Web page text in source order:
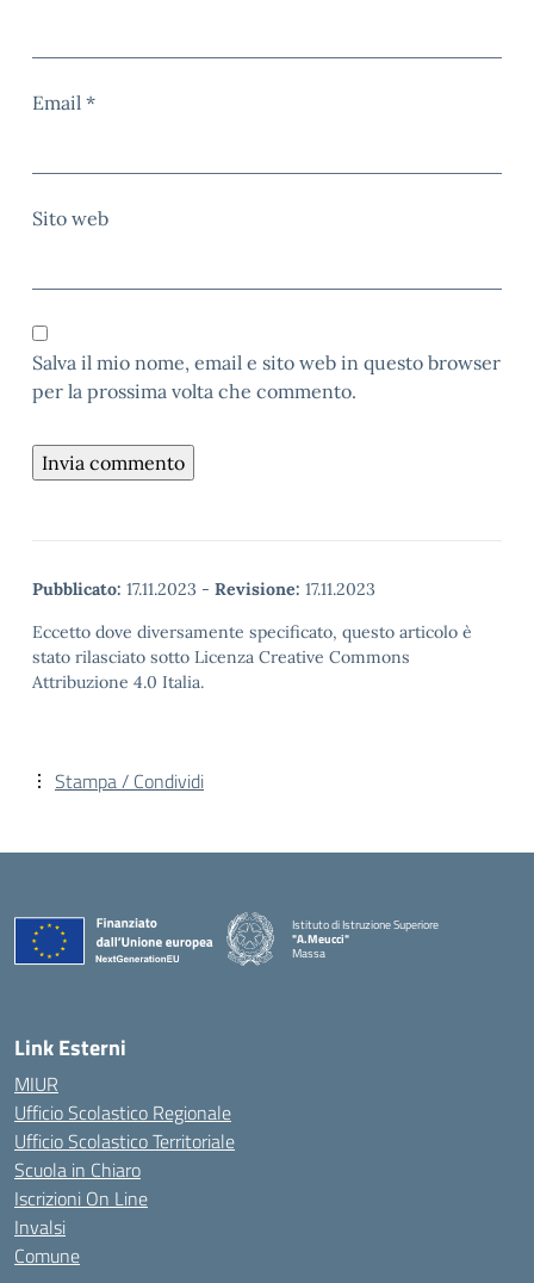
Email *
Sito web
Salva il mio nome, email e sito web in questo browser
per la prossima volta che commento.
Pubblicato: 17.11.2023 - Revisione: 17.11.2023
Eccetto dove diversamente specificato, questo articolo è
stato rilasciato sotto Licenza Creative Commons
Attribuzione 4.0 Italia.
Stampa / Condividi
Istituto di Istruzione Superiore
"A.Meucci"
Massa
Link Esterni
MIUR
Ufficio Scolastico Regionale
Ufficio Scolastico Territoriale
Scuola in Chiaro
Iscrizioni On Line
Invalsi
Comune